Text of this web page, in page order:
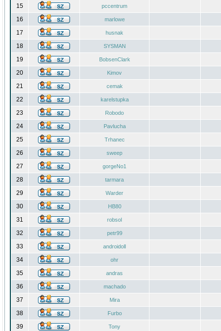
15 pccentrum
16 marlowe
17 husnak
18 SYSMAN
19 BobsenClark
20 Kimov
21 cemak
22 karelstupka
23 Robodo
24 Pavlucha
25 Trhanec
26 sweep
27 gorgeNo1
28 tarmara
29 Warder
30 HB80
31 robsol
32 petr99
33 androidoll
34 ohr
35 andras
36 machado
37 Mira
38 Furbo
39 Tony